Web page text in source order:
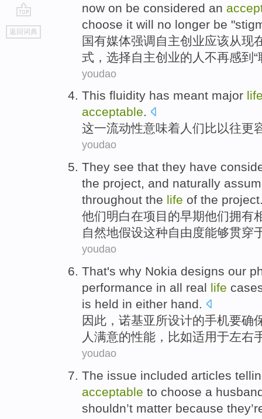
go
top
返回词典
now on be considered an
choose it will no longer be "
国有媒体强调 自主创业应该从现
式 ， 选择自主创业的 人 不再感到“
youdao
This fluidity has meant major
acceptable.
这一流动性意味着 人们比以往更
youdao
They see that they have
the project, and naturally
throughout the life of the
他们明白在项目 的早期他们拥有
自然地假设这种自由度能够贯穿
youdao
That's why Nokia designs our
performance in all real life
is held in either hand.
因此， 诺基亚所设计的手机要确
人满意的性能 ， 比如适用于左右
youdao
The issue included articles
acceptable to choose a
shouldn’t matter because they